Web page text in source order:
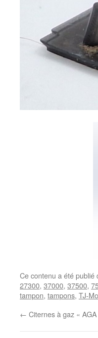
Ce contenu a été publié
27300, 37000, 37500,
tampon, tampons, TJ-
← Citernes à gaz «